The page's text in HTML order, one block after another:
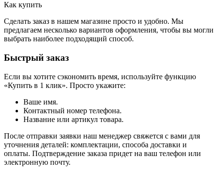
Как купить
Сделать заказ в нашем магазине просто и удобно. Мы
предлагаем несколько вариантов оформления, чтобы вы могли
выбрать наиболее подходящий способ.
Быстрый заказ
Если вы хотите сэкономить время, используйте функцию
«Купить в 1 клик». Просто укажите:
Ваше имя.
Контактный номер телефона.
Название или артикул товара.
После отправки заявки наш менеджер свяжется с вами для
уточнения деталей: комплектации, способа доставки и
оплаты. Подтверждение заказа придет на ваш телефон или
электронную почту.